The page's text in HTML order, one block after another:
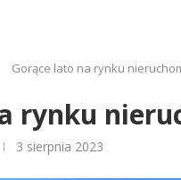
Gorące lato na rynku
rynku
3 sierpnia 2023